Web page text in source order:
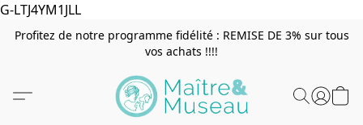
G-LTJ4YM1JLL
Profitez de notre programme fidélité : REMISE DE 3% sur tous
vos achats !!!!